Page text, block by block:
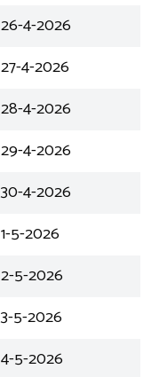
26-4-2026
27-4-2026
28-4-2026
29-4-2026
30-4-2026
1-5-2026
2-5-2026
3-5-2026
4-5-2026